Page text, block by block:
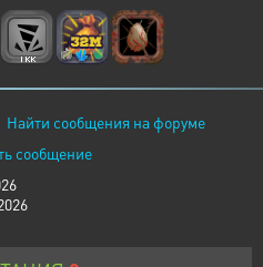
Найти сообщения на форуме
сообщение